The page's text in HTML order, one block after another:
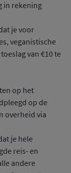
in rekening
je voor
veganistische
van €10 te
op het
op de
overheid via
je hele
reis- en
andere